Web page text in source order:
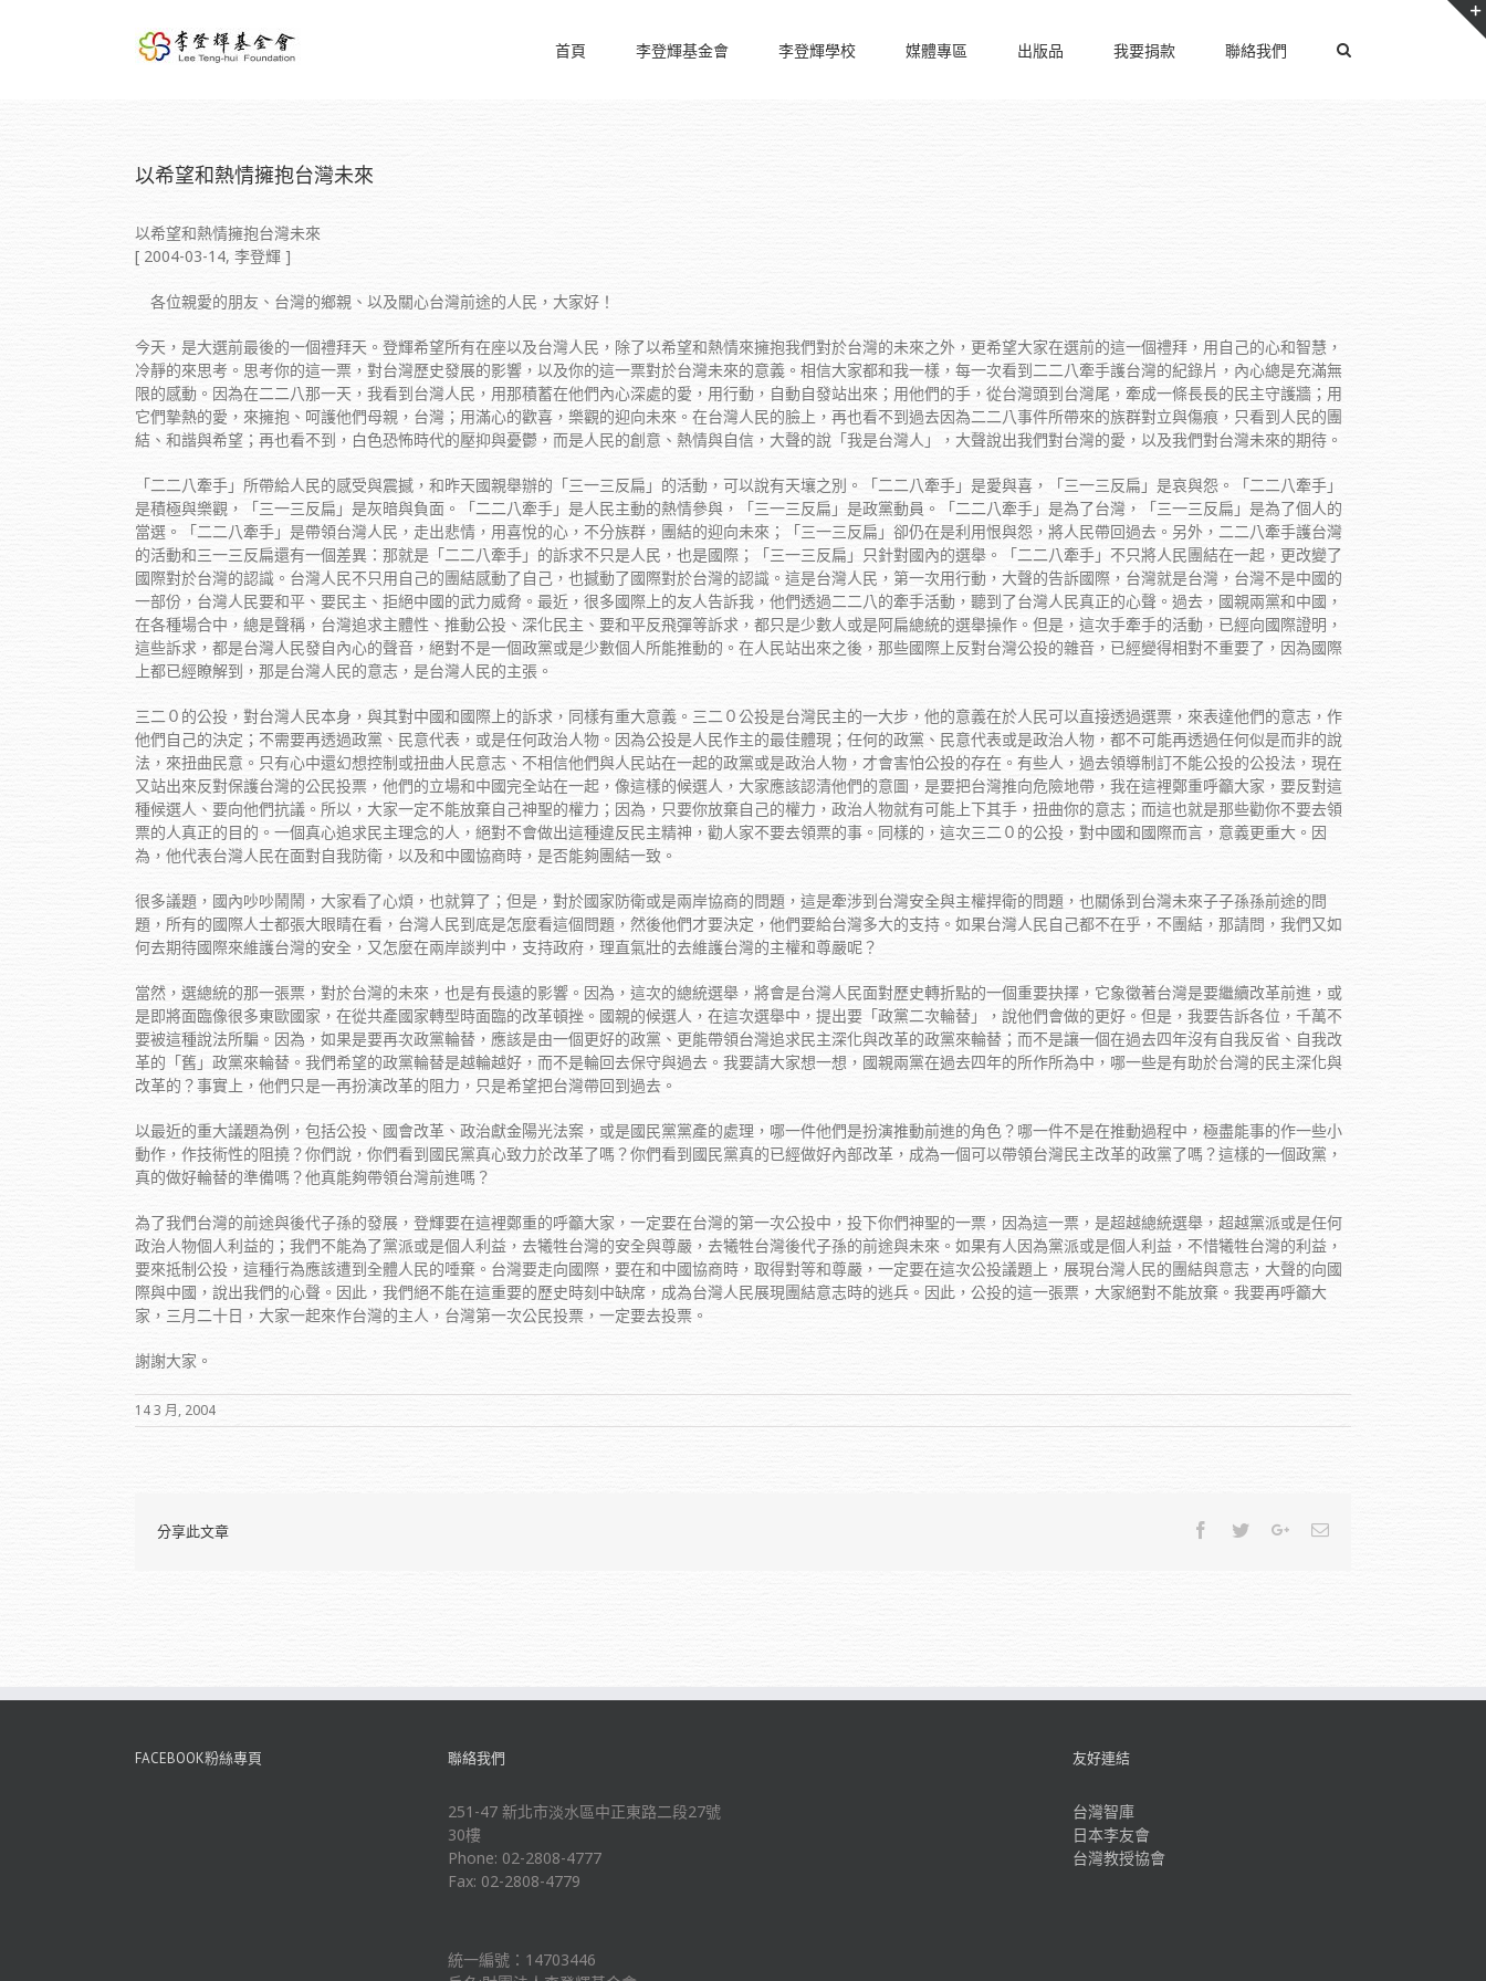
首頁 李登輝基金會 李登輝學校 媒體專區 出版品 我要捐款 聯絡我們
以希望和熱情擁抱台灣未來
以希望和熱情擁抱台灣未來
[ 2004-03-14, 李登輝 ]
各位親愛的朋友、台灣的鄉親、以及關心台灣前途的人民，大家好！
今天，是大選前最後的一個禮拜天。登輝希望所有在座以及台灣人民，除了以希望和熱情來擁抱我們對於台灣的未來之外，更希望大家在選前的這一個禮拜，用自己的心和智慧，
冷靜的來思考。思考你的這一票，對台灣歷史發展的影響，以及你的這一票對於台灣未來的意義。相信大家都和我一樣，每一次看到二二八牽手護台灣的紀錄片，內心總是充滿無
限的感動。因為在二二八那一天，我看到台灣人民，用那積蓄在他們內心深處的愛，用行動，自動自發站出來；用他們的手，從台灣頭到台灣尾，牽成一條長長的民主守護牆；用
它們摯熱的愛，來擁抱、呵護他們母親，台灣；用滿心的歡喜，樂觀的迎向未來。在台灣人民的臉上，再也看不到過去因為二二八事件所帶來的族群對立與傷痕，只看到人民的團
結、和諧與希望；再也看不到，白色恐怖時代的壓抑與憂鬱，而是人民的創意、熱情與自信，大聲的說「我是台灣人」，大聲說出我們對台灣的愛，以及我們對台灣未來的期待。
「二二八牽手」所帶給人民的感受與震撼，和昨天國親舉辦的「三一三反扁」的活動，可以說有天壤之別。「二二八牽手」是愛與喜，「三一三反扁」是哀與怨。「二二八牽手」
是積極與樂觀，「三一三反扁」是灰暗與負面。「二二八牽手」是人民主動的熱情參與，「三一三反扁」是政黨動員。「二二八牽手」是為了台灣，「三一三反扁」是為了個人的
當選。「二二八牽手」是帶領台灣人民，走出悲情，用喜悅的心，不分族群，團結的迎向未來；「三一三反扁」卻仍在是利用恨與怨，將人民帶回過去。另外，二二八牽手護台灣
的活動和三一三反扁還有一個差異：那就是「二二八牽手」的訴求不只是人民，也是國際；「三一三反扁」只針對國內的選舉。「二二八牽手」不只將人民團結在一起，更改變了
國際對於台灣的認識。台灣人民不只用自己的團結感動了自己，也撼動了國際對於台灣的認識。這是台灣人民，第一次用行動，大聲的告訴國際，台灣就是台灣，台灣不是中國的
一部份，台灣人民要和平、要民主、拒絕中國的武力威脅。最近，很多國際上的友人告訴我，他們透過二二八的牽手活動，聽到了台灣人民真正的心聲。過去，國親兩黨和中國，
在各種場合中，總是聲稱，台灣追求主體性、推動公投、深化民主、要和平反飛彈等訴求，都只是少數人或是阿扁總統的選舉操作。但是，這次手牽手的活動，已經向國際證明，
這些訴求，都是台灣人民發自內心的聲音，絕對不是一個政黨或是少數個人所能推動的。在人民站出來之後，那些國際上反對台灣公投的雜音，已經變得相對不重要了，因為國際
上都已經瞭解到，那是台灣人民的意志，是台灣人民的主張。
三二０的公投，對台灣人民本身，與其對中國和國際上的訴求，同樣有重大意義。三二０公投是台灣民主的一大步，他的意義在於人民可以直接透過選票，來表達他們的意志，作
他們自己的決定；不需要再透過政黨、民意代表，或是任何政治人物。因為公投是人民作主的最佳體現；任何的政黨、民意代表或是政治人物，都不可能再透過任何似是而非的說
法，來扭曲民意。只有心中還幻想控制或扭曲人民意志、不相信他們與人民站在一起的政黨或是政治人物，才會害怕公投的存在。有些人，過去領導制訂不能公投的公投法，現在
又站出來反對保護台灣的公民投票，他們的立場和中國完全站在一起，像這樣的候選人，大家應該認清他們的意圖，是要把台灣推向危險地帶，我在這裡鄭重呼籲大家，要反對這
種候選人、要向他們抗議。所以，大家一定不能放棄自己神聖的權力；因為，只要你放棄自己的權力，政治人物就有可能上下其手，扭曲你的意志；而這也就是那些勸你不要去領
票的人真正的目的。一個真心追求民主理念的人，絕對不會做出這種違反民主精神，勸人家不要去領票的事。同樣的，這次三二０的公投，對中國和國際而言，意義更重大。因
為，他代表台灣人民在面對自我防衛，以及和中國協商時，是否能夠團結一致。
很多議題，國內吵吵鬧鬧，大家看了心煩，也就算了；但是，對於國家防衛或是兩岸協商的問題，這是牽涉到台灣安全與主權捍衛的問題，也關係到台灣未來子子孫孫前途的問
題，所有的國際人士都張大眼睛在看，台灣人民到底是怎麼看這個問題，然後他們才要決定，他們要給台灣多大的支持。如果台灣人民自己都不在乎，不團結，那請問，我們又如
何去期待國際來維護台灣的安全，又怎麼在兩岸談判中，支持政府，理直氣壯的去維護台灣的主權和尊嚴呢？
當然，選總統的那一張票，對於台灣的未來，也是有長遠的影響。因為，這次的總統選舉，將會是台灣人民面對歷史轉折點的一個重要抉擇，它象徵著台灣是要繼續改革前進，或
是即將面臨像很多東歐國家，在從共產國家轉型時面臨的改革頓挫。國親的候選人，在這次選舉中，提出要「政黨二次輪替」，說他們會做的更好。但是，我要告訴各位，千萬不
要被這種說法所騙。因為，如果是要再次政黨輪替，應該是由一個更好的政黨、更能帶領台灣追求民主深化與改革的政黨來輪替；而不是讓一個在過去四年沒有自我反省、自我改
革的「舊」政黨來輪替。我們希望的政黨輪替是越輪越好，而不是輪回去保守與過去。我要請大家想一想，國親兩黨在過去四年的所作所為中，哪一些是有助於台灣的民主深化與
改革的？事實上，他們只是一再扮演改革的阻力，只是希望把台灣帶回到過去。
以最近的重大議題為例，包括公投、國會改革、政治獻金陽光法案，或是國民黨黨產的處理，哪一件他們是扮演推動前進的角色？哪一件不是在推動過程中，極盡能事的作一些小
動作，作技術性的阻撓？你們說，你們看到國民黨真心致力於改革了嗎？你們看到國民黨真的已經做好內部改革，成為一個可以帶領台灣民主改革的政黨了嗎？這樣的一個政黨，
真的做好輪替的準備嗎？他真能夠帶領台灣前進嗎？
為了我們台灣的前途與後代子孫的發展，登輝要在這裡鄭重的呼籲大家，一定要在台灣的第一次公投中，投下你們神聖的一票，因為這一票，是超越總統選舉，超越黨派或是任何
政治人物個人利益的；我們不能為了黨派或是個人利益，去犧牲台灣的安全與尊嚴，去犧牲台灣後代子孫的前途與未來。如果有人因為黨派或是個人利益，不惜犧牲台灣的利益，
要來抵制公投，這種行為應該遭到全體人民的唾棄。台灣要走向國際，要在和中國協商時，取得對等和尊嚴，一定要在這次公投議題上，展現台灣人民的團結與意志，大聲的向國
際與中國，說出我們的心聲。因此，我們絕不能在這重要的歷史時刻中缺席，成為台灣人民展現團結意志時的逃兵。因此，公投的這一張票，大家絕對不能放棄。我要再呼籲大
家，三月二十日，大家一起來作台灣的主人，台灣第一次公民投票，一定要去投票。
謝謝大家。
14 3 月, 2004
分享此文章 Facebook
TwitterGoogle+Email
FACEBOOK粉絲專頁 聯絡我們
251-47 新北市淡水區中正東路二段27號
30樓
Phone: 02-2808-4777
Fax: 02-2808-4779
統一編號：14703446
友好連結
台灣智庫
日本李友會
台灣教授協會